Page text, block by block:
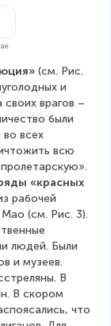
(см. Рис.
и
врагов –
были
всех
всю
«красных
рабочей
(см. Рис. 3).
людей. Были
и музеев.
В
В скором
что